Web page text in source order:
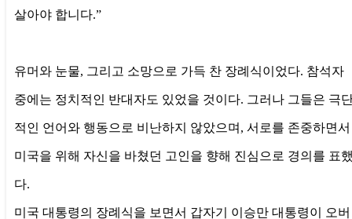
살아야 합니다.”
유머와 눈물, 그리고 소망으로 가득 찬 장례식이었다. 참석자
중에는 정치적인 반대자도 있었을 것이다. 그러나 그들은 극
적인 언어와 행동으로 비난하지 않았으며, 서로를 존중하면서
미국을 위해 자신을 바쳤던 고인을 향해 진심으로 경의를 표
다.
미국 대통령의 장례식을 보면서 갑자기 이승만 대통령이 오버